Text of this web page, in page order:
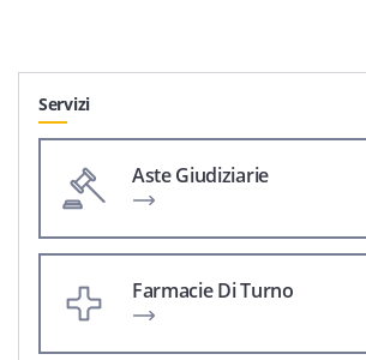
Servizi
Aste Giudiziarie
Farmacie Di Turno